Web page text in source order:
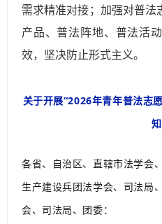
需求精准对接；加强对普法
产品、普法阵地、普法活
效，坚决防止形式主义。
关于开展“2026年青年普法志
知
各省、自治区、直辖市法学会
生产建设兵团法学会、司法局
会、司法局、团委：